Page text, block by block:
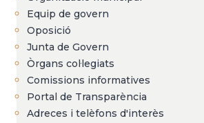
Equip de govern
Oposició
Junta de Govern
Òrgans col·legiats
Comissions informatives
Portal de Transparència
Adreces i telèfons d'interès